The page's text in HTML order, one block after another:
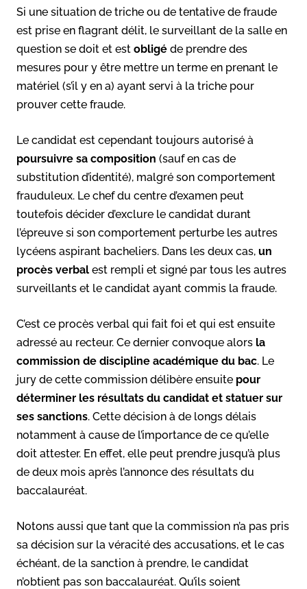
Si une situation de triche ou de tentative de fraude
est prise en flagrant délit, le surveillant de la salle en
question se doit et est obligé de prendre des
mesures pour y être mettre un terme en prenant le
matériel (s’il y en a) ayant servi à la triche pour
prouver cette fraude.
Le candidat est cependant toujours autorisé à
poursuivre sa composition (sauf en cas de
substitution d’identité), malgré son comportement
frauduleux. Le chef du centre d’examen peut
toutefois décider d’exclure le candidat durant
l’épreuve si son comportement perturbe les autres
lycéens aspirant bacheliers. Dans les deux cas, un
procès verbal est rempli et signé par tous les autres
surveillants et le candidat ayant commis la fraude.
C’est ce procès verbal qui fait foi et qui est ensuite
adressé au recteur. Ce dernier convoque alors la
commission de discipline académique du bac. Le
jury de cette commission délibère ensuite pour
déterminer les résultats du candidat et statuer sur
ses sanctions. Cette décision à de longs délais
notamment à cause de l’importance de ce qu’elle
doit attester. En effet, elle peut prendre jusqu’à plus
de deux mois après l’annonce des résultats du
baccalauréat.
Notons aussi que tant que la commission n’a pas pris
sa décision sur la véracité des accusations, et le cas
échéant, de la sanction à prendre, le candidat
n’obtient pas son baccalauréat. Qu’ils soient